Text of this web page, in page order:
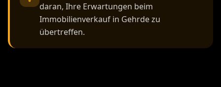
daran, Ihre Erwartungen beim
Immobilienverkauf in Gehrde zu
übertreffen.